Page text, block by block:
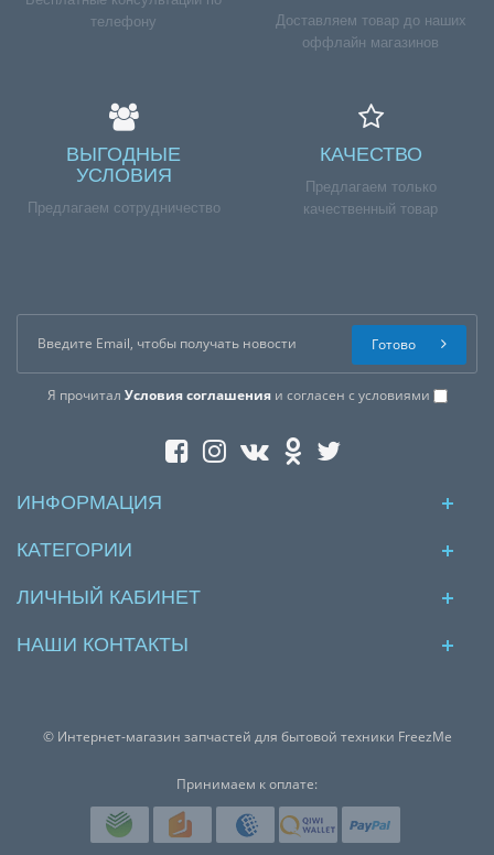
телефону
Доставляем товар до наших
оффлайн магазинов
ВЫГОДНЫЕ
УСЛОВИЯ
Предлагаем сотрудничество
КАЧЕСТВО
Предлагаем только
качественный товар
Я прочитал Условия соглашенияи согласен с условиями
Готово
ИНФОРМАЦИЯ
КАТЕГОРИИ
ЛИЧНЫЙ КАБИНЕТ
НАШИ КОНТАКТЫ
© Интернет-магазин запчастей для бытовой техники FreezMe
Принимаем к оплате: